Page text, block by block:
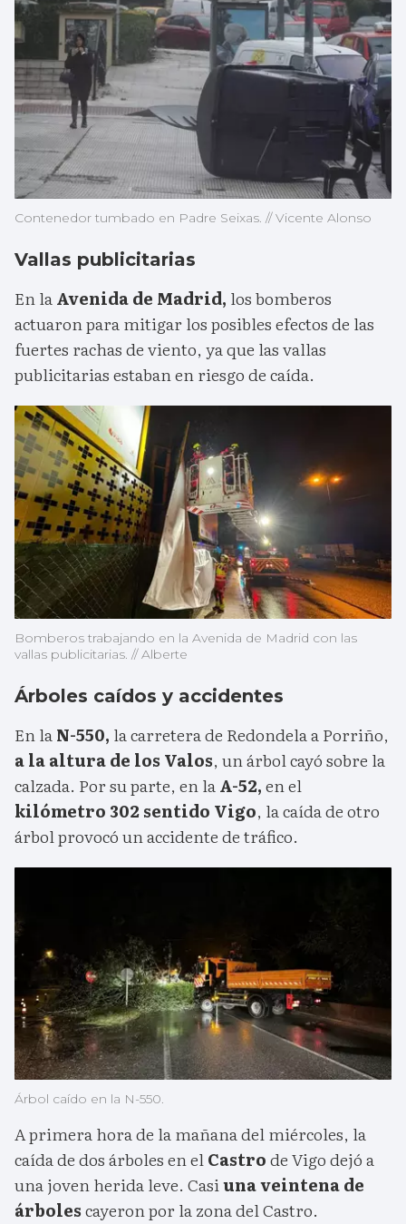
Contenedor tumbado en Padre Seixas. // Vicente Alonso
Vallas publicitarias
En laAvenida de Madrid, los bomberos
actuaron para mitigar los posibles efectos de las
fuertes rachas de viento, ya que las vallas
publicitarias estaban en riesgo de caída.
Bomberos trabajando en la Avenida de Madrid con las
vallas publicitarias. // Alberte
Árboles caídos y accidentes
En laN-550, la carretera de Redondela a Porriño,
a la altura de los Valos, un árbol cayó sobre la
calzada. Por su parte, en laA-52,en el
kilómetro 302 sentido Vigo, la caída de otro
árbol provocó un accidente de tráfico.
Árbol caído en la N-550.
A primera hora de la mañana del miércoles, la
caída de dos árboles en elCastrode Vigo dejó a
una joven herida leve. Casiuna veintena de
árbolescayeron por la zona del Castro.